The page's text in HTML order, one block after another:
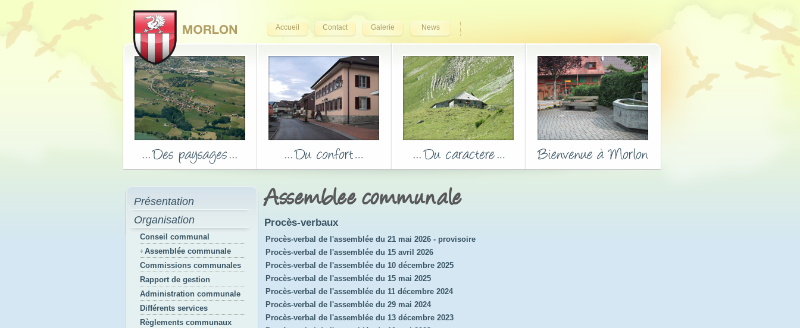
Accueil Contact Galerie News
Présentation
Organisation
Conseil communal
Assemblée communale
Commissions communales
Rapport de gestion
Administration communale
Différents services
Règlements communaux
Assemblee communale
Procès-verbaux
Procès-verbal de l'assemblée du 21 mai 2026 - provisoire
Procès-verbal de l'assemblée du 15 avril 2026
Procès-verbal de l'assemblée du 10 décembre 2025
Procès-verbal de l'assemblée du 15 mai 2025
Procès-verbal de l'assemblée du 11 décembre 2024
Procès-verbal de l'assemblée du 29 mai 2024
Procès-verbal de l'assemblée du 13 décembre 2023